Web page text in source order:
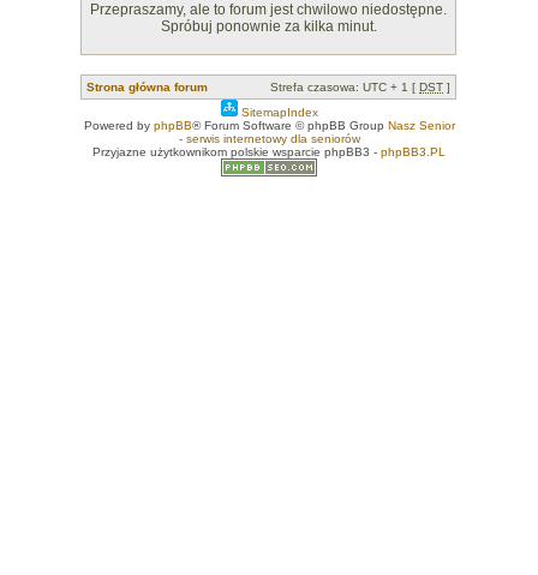
Przepraszamy, ale to forum jest chwilowo niedostępne.
Spróbuj ponownie za kilka minut.
Strona główna forum Strefa czasowa: UTC + 1 [DST ]
SitemapIndex
Powered by phpBB® Forum Software © phpBB Group Nasz Senior
- serwis internetowy dla seniorów
Przyjazne użytkownikom polskie wsparcie phpBB3 - phpBB3.PL